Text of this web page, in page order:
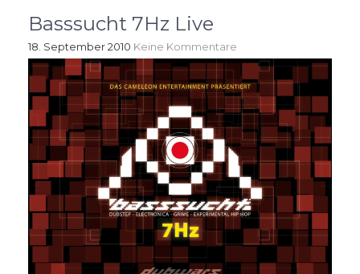
Basssucht 7Hz Live
18. September 2010 Keine Kommentare